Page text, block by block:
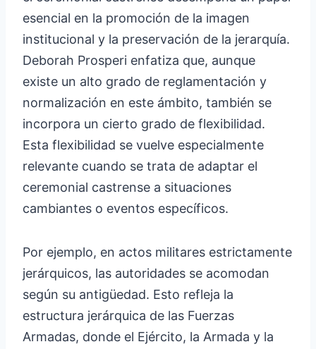
esencial en la promoción de la imagen
institucional y la preservación de la jerarquía.
Deborah Prosperi enfatiza que, aunque
existe un alto grado de reglamentación y
normalización en este ámbito, también se
incorpora un cierto grado de flexibilidad.
Esta flexibilidad se vuelve especialmente
relevante cuando se trata de adaptar el
ceremonial castrense a situaciones
cambiantes o eventos específicos.
Por ejemplo, en actos militares estrictamente
jerárquicos, las autoridades se acomodan
según su antigüedad. Esto refleja la
estructura jerárquica de las Fuerzas
Armadas, donde el Ejército, la Armada y la